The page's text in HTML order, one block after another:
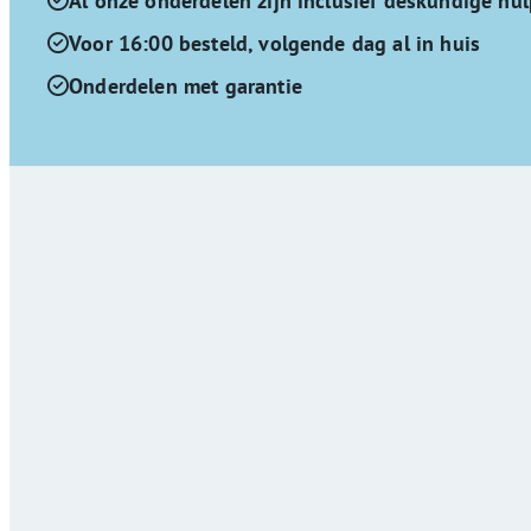
Voor 16:00 besteld, volgende dag al in huis
Onderdelen met garantie